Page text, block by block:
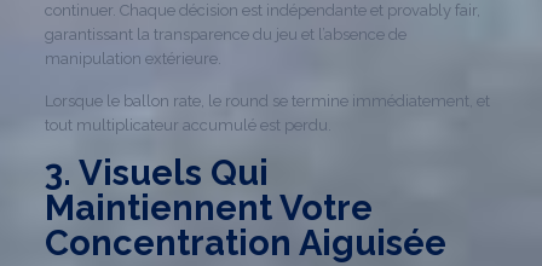
continuer. Chaque décision est indépendante et provably fair,
garantissant la transparence du jeu et l’absence de
manipulation extérieure.
Lorsque le ballon rate, le round se termine immédiatement, et
tout multiplicateur accumulé est perdu.
3. Visuels Qui
Maintiennent Votre
Concentration Aiguisée